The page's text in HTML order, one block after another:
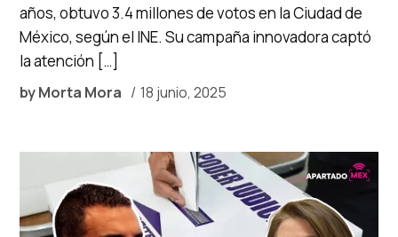
byMorta Mora 18 junio, 2025
años, obtuvo 3.4 millones de votos en la Ciudad de
México, según el INE. Su campaña innovadora captó
la atención […]